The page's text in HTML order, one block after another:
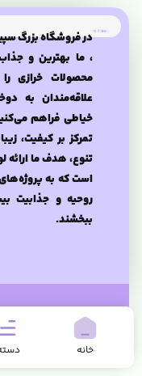
در فروشگاه بزرگ
، ما بهترین و
محصولات خرازی را
علاقه‌مندان به
خیاطی فراهم
تمرکز بر کیفیت،
تنوع، هدف ما ارائه
است که به
روحیه و جذابیت
ببخشند.
” تمامی حقوق مادی و
خانه